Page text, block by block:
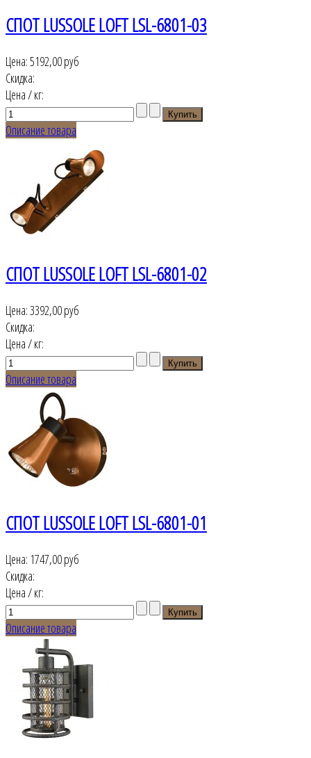
СПОТ LUSSOLE LOFT LSL-6801-03
Цена:5192,00 руб
Скидка:
Цена / кг:
Описание товара
СПОТ LUSSOLE LOFT LSL-6801-02
Цена:3392,00 руб
Скидка:
Цена / кг:
Описание товара
СПОТ LUSSOLE LOFT LSL-6801-01
Цена: 1747,00 руб
Скидка:
Цена / кг:
Описание товара